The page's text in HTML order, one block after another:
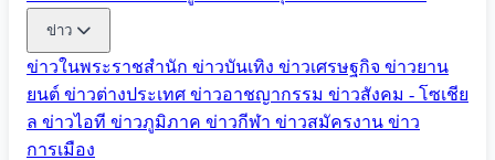
ข่าว
ข่าวในพระราชสำนัก ข่าวบันเทิง ข่าวเศรษฐกิจ ข่าวยาน
ยนต์ ข่าวต่างประเทศ ข่าวอาชญากรรม ข่าวสังคม - โซเชีย
ล ข่าวไอที ข่าวภูมิภาค ข่าวกีฬา ข่าวสมัครงาน ข่าว
การเมือง